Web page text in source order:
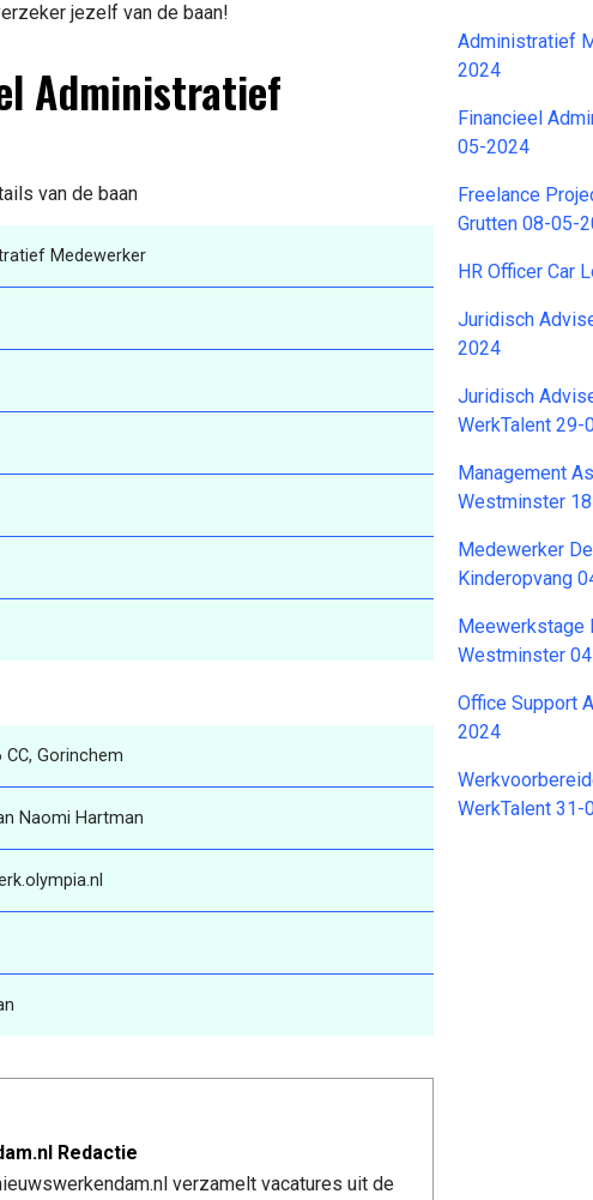
jezelf van de baan!
Administratief
van de baan
Medewerker
Gorinchem
Naomi Hartman
Redactie
verzamelt vacatures uit de
Administratief
2024
Financieel
05-2024
Freelance
Grutten 08-05-
HR Officer Car
Juridisch
2024
Juridisch
WerkTalent 29-
Management
Westminster
Medewerker
Kinderopvang
Meewerkstage
Westminster
Office Support
2024
WerkTalent 31-